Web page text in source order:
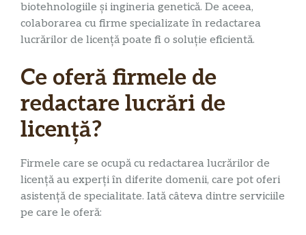
biotehnologiile și ingineria genetică. De aceea,
colaborarea cu firme specializate în redactarea
lucrărilor de licență poate fi o soluție eficientă.
Ce oferă firmele de
redactare lucrări de
licență?
Firmele care se ocupă cu redactarea lucrărilor de
licență au experți în diferite domenii, care pot oferi
asistență de specialitate. Iată câteva dintre serviciile
pe care le oferă: